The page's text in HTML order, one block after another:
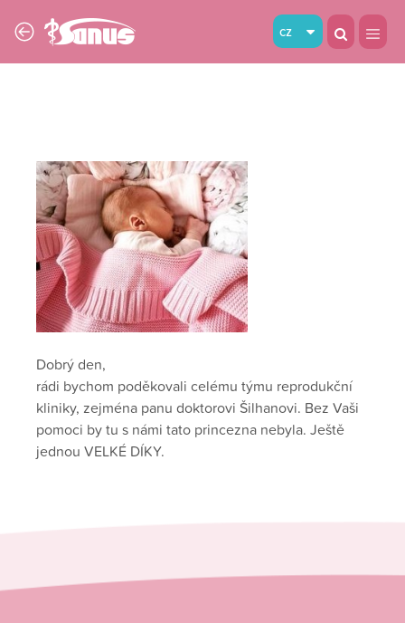
cz
Dobrý den,
rádi bychom poděkovali celému týmu reprodukční
kliniky, zejména panu doktorovi Šilhanovi. Bez Vaši
pomoci by tu s námi tato princezna nebyla. Ještě
jednou VELKÉ DÍKY.